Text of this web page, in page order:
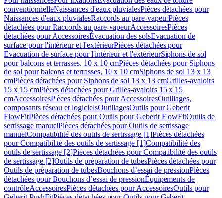
conventionnelleNaissances d'eaux pluvialesPièces détachées pour
Naissances d'eaux pluvialesRaccords au pare-vapeurPièces
détachées pour Raccords au pare-vapeurAccessoiresPièces
détachées pour AccessoiresÉvacuation des solsEvacuation de
surface pour l'intérieur et l'extérieurPièces détachées pour
Evacuation de surface pour l'intérieur et l'extérieurSiphons de sol
pour balcons et terrasses, 10 x 10 cmPièces détachées pour Siphons
de sol pour balcons et terrasses, 10 x 10 cmSiphons de sol 13 x 13
cmPièces détachées pour Siphons de sol 13 x 13 cmGrilles-avaloirs
15 x 15 cmPièces détachées pour Grilles-avaloirs 15 x 15
cmAccessoiresPièces détachées pour AccessoiresOutillages,
composants réseau et logicielsOutillagesOutils pour Geberit
FlowFitPièces détachées pour Outils pour Geberit FlowFitOutils de
sertissage manuelPièces détachées pour Outils de sertissage
manuelCompatibilité des outils de sertissage [1]Pièces détachées
pour Compatibilité des outils de sertissage [1]Compatibilité des
outils de sertissage [2]Pièces détachées pour Compatibilité des outils
de sertissage [2]Outils de préparation de tubesPièces détachées pour
Outils de préparation de tubesBouchons d’essai de pressionPièces
détachées pour Bouchons d’essai de pressionÉquipements de
contrôleAccessoiresPièces détachées pour AccessoiresOutils pour